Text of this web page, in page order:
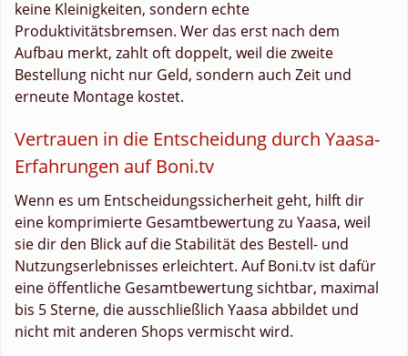
keine Kleinigkeiten, sondern echte
Produktivitätsbremsen. Wer das erst nach dem
Aufbau merkt, zahlt oft doppelt, weil die zweite
Bestellung nicht nur Geld, sondern auch Zeit und
erneute Montage kostet.
Vertrauen in die Entscheidung durch Yaasa-
Erfahrungen auf Boni.tv
Wenn es um Entscheidungssicherheit geht, hilft dir
eine komprimierte Gesamtbewertung zu Yaasa, weil
sie dir den Blick auf die Stabilität des Bestell- und
Nutzungserlebnisses erleichtert. Auf Boni.tv ist dafür
eine öffentliche Gesamtbewertung sichtbar, maximal
bis 5 Sterne, die ausschließlich Yaasa abbildet und
nicht mit anderen Shops vermischt wird.